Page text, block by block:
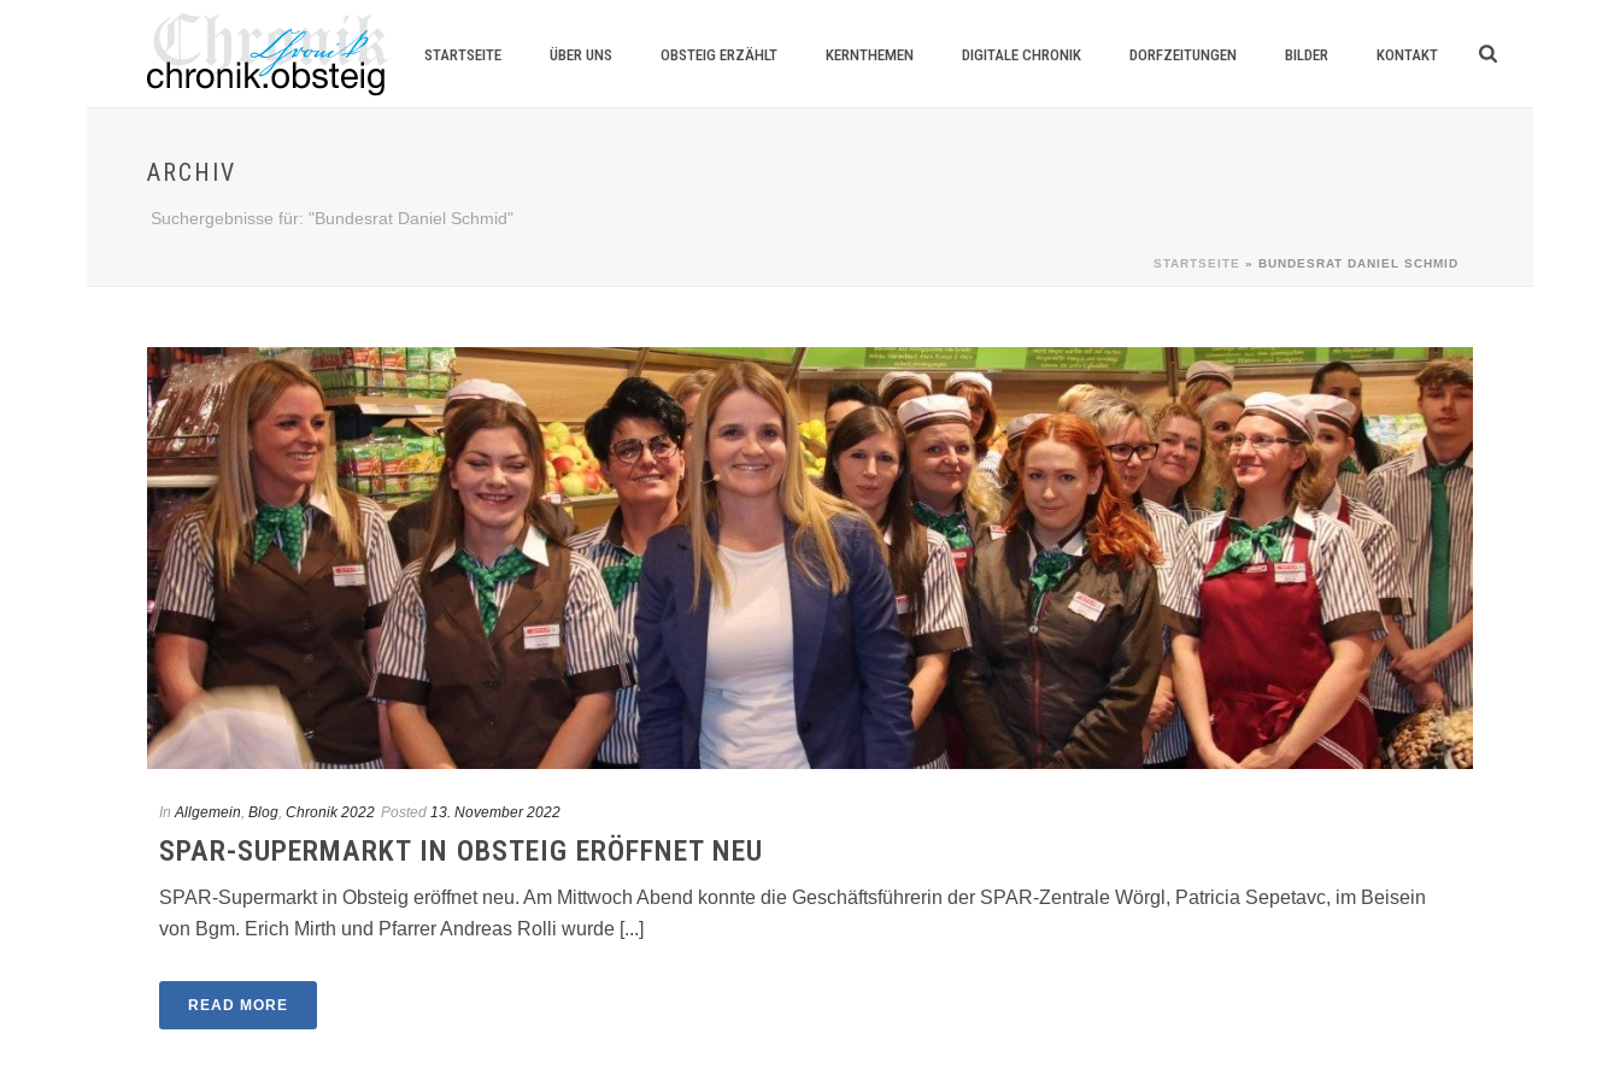
STARTSEITE ÜBER UNS OBSTEIG ERZÄHLT KERNTHEMEN DIGITALE CHRONIK DORFZEITUNGEN BILDER KONTAKT
ARCHIV
Suchergebnisse für: "Bundesrat Daniel Schmid"
STARTSEITE » BUNDESRAT DANIEL SCHMID
In Allgemein, Blog, Chronik 2022 Posted 13. November 2022
SPAR-SUPERMARKT IN OBSTEIG ERÖFFNET NEU
SPAR-Supermarkt in Obsteig eröffnet neu. Am Mittwoch Abend konnte die Geschäftsführerin der SPAR-Zentrale Wörgl, Patricia Sepetavc, im Beisein
von Bgm. Erich Mirth und Pfarrer Andreas Rolli wurde [...]
READ MORE